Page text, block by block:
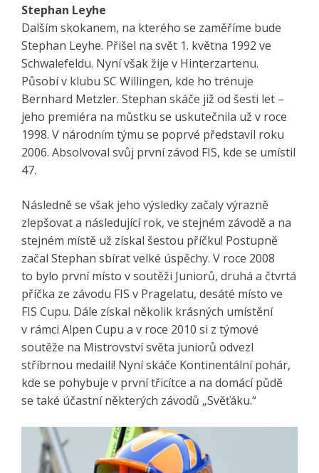
Stephan Leyhe
Dalším skokanem, na kterého se zaměříme bude
Stephan Leyhe. Přišel na svět 1. května 1992 ve
Schwalefeldu. Nyní však žije v Hinterzartenu.
Působí v klubu SC Willingen, kde ho trénuje
Bernhard Metzler. Stephan skáče již od šesti let –
jeho premiéra na můstku se uskutečnila už v roce
1998. V národním týmu se poprvé představil roku
2006. Absolvoval svůj první závod FIS, kde se umístil
47.
Následně se však jeho výsledky začaly výrazně
zlepšovat a následující rok, ve stejném závodě a na
stejném místě už získal šestou příčku! Postupně
začal Stephan sbírat velké úspěchy. V roce 2008
to bylo první místo v soutěži Juniorů, druhá a čtvrtá
příčka ze závodu FIS v Pragelatu, desáté místo ve
FIS Cupu. Dále získal několik krásných umístění
v rámci Alpen Cupu a v roce 2010 si z týmové
soutěže na Mistrovství světa juniorů odvezl
stříbrnou medaili! Nyní skáče Kontinentální pohár,
kde se pohybuje v první třicítce a na domácí půdě
se také účastní některých závodů „Svěťáku.“